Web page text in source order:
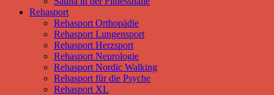
Rehasport
Rehasport Orthopädie
Rehasport Lungensport
Rehasport Herzsport
Rehasport Neurologie
Rehasport Nordic Walking
Rehasport für die Psyche
Rehasport XL